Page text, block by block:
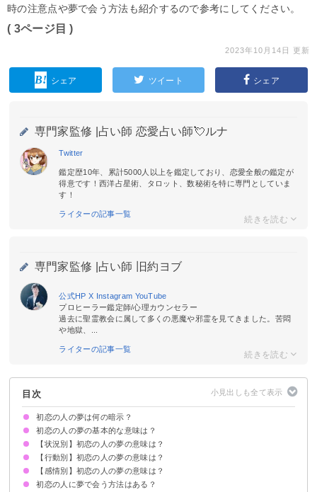
時の注意点や夢で会う方法も紹介するので参考にしてください。
( 3ページ目 )
2023年10月14日 更新
シェア ツイート シェア
専門家監修 | 占い師 恋愛占い師💘ルナ
Twitter
鑑定歴10年、累計5000人以上を鑑定しており、恋愛全般の鑑定が
得意です！西洋占星術、タロット、数秘術を特に専門としていま
す！
ライターの記事一覧
専門家監修 | 占い師 旧約ヨブ
公式HP X Instagram YouTube
プロヒーラー鑑定師/心理カウンセラー
過去に聖霊教会に属して多くの悪魔や邪霊を見てきました。苦悶
や地獄、...
ライターの記事一覧
目次
初恋の人の夢は何の暗示？
初恋の人の夢の基本的な意味は？
①過去への執着
②現状の恋愛への不満
頻繁に見る場合は過去に心をとらわれている
状況によって意味が決まる
【状況別】初恋の人の夢の意味は？
初恋の人と再会する夢【警告夢】
初恋の人に告白される夢【願望夢】
初恋の人と付き合う夢【吉夢】
初恋の人に振られる夢【吉夢】
結婚後に初恋の人と再会する夢【吉夢】
初恋の人が死ぬ夢【吉夢】
初恋の人が昔のままだった夢【警告夢】
初恋の人が遠くに行く夢【吉夢】
初恋の人が怪我をする夢【警告夢】
初恋の人が病気になる夢【願望夢】
初恋の人が年を取っていた夢【吉夢】
初恋の人が遠くに見えた夢【吉夢】
初恋の人に冷たい対応をされた夢【凶夢】
【行動別】初恋の人の夢の意味は？
初恋の人と話す夢【警告夢】
初恋の人に告白する夢【警告夢】
初恋の人と手を繋ぐ夢【願望夢】
初恋の人とキスをする夢【願望夢】
初恋の人とイチャイチャする夢【警告夢】
初恋の人を振る夢【吉夢】
初恋の人と結婚する夢【吉夢】
初恋の人と遊ぶ夢【吉夢】
初恋の人と眠る夢【警告夢】
初恋の人と旅行する夢【吉夢】
初恋の人を探す夢【吉夢】
初恋の人と喧嘩をする夢【吉夢】
初恋の人とデートする夢【警告夢・吉夢】
【感情別】初恋の人の夢の意味は？
初恋の人が出てきて嬉しい夢【警告夢】
初恋の人が出てきて辛い夢【警告夢】
初恋の人が出てきて懐かしい夢【吉夢】
初恋の人が出てきて怒る夢【警告夢】
初恋の人に夢で会う方法はある？